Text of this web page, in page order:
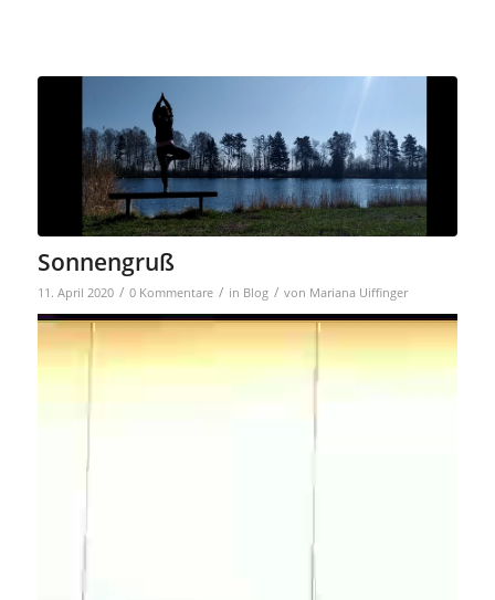
Sonnengruß
11. April 2020 / 0 Kommentare / in Blog / von Mariana Uiffinger